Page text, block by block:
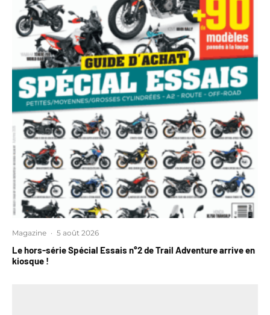
Magazine · 5 août 2026
Le hors-série Spécial Essais n°2 de Trail Adventure arrive en
kiosque !